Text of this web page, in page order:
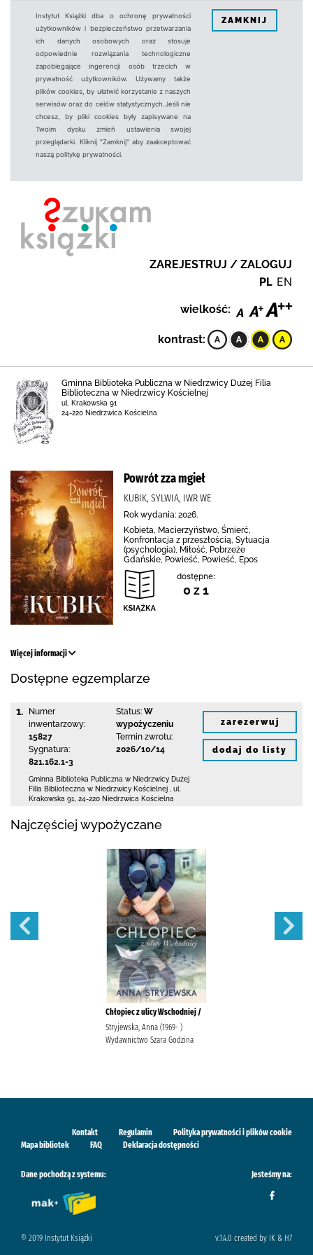
Instytut Książki dba o ochronę prywatności
użytkowników i bezpieczeństwo przetwarzania
ich danych osobowych oraz stosuje
odpowiednie rozwiązania technologiczne
zapobiegające ingerencji osób trzecich w
prywatność użytkowników. Używamy także
plików cookies, by ułatwić korzystanie z naszych
serwisów oraz do celów statystycznych.Jeśli nie
chcesz, by pliki cookies były zapisywane na
Twoim dysku zmień ustawienia swojej
przeglądarki. Kliknij "Zamknij" aby zaakceptować
naszą politykę prywatności.
ZAMKNIJ
ZAREJESTRUJ / ZALOGUJ
PL EN
wielkość:
kontrast:
Gminna Biblioteka Publiczna w Niedrzwicy Dużej Filia
Biblioteczna w Niedrzwicy Kościelnej
ul. Krakowska 91
24-220 Niedrzwica Kościelna
Powrót zza mgieł
KUBIK, SYLWIA, IWR WE
Rok wydania: 2026.
Kobieta, Macierzyństwo, Śmierć,
Konfrontacja z przeszłością, Sytuacja
(psychologia), Miłość, Pobrzeże
Gdańskie, Powieść, Powieść, Epos
dostępne:
0 z 1
Więcej informacji
Dostępne egzemplarze
1.
Numer
inwentarzowy:
15827
Sygnatura:
821.162.1-3
Status: W
wypożyczeniu
Termin zwrotu:
2026/10/14
Gminna Biblioteka Publiczna w Niedrzwicy Dużej
Filia Biblioteczna w Niedrzwicy Kościelnej
ul.
Krakowska 91
24-220 Niedrzwica Kościelna
zarezerwuj
dodaj do listy
Najczęściej wypożyczane
Chłopiec z ulicy Wschodniej /
Stryjewska, Anna (1969- )
Wydawnictwo Szara Godzina
Kontakt Regulamin
Polityka prywatności i plików cookie
Mapa bibliotek
FAQ Deklaracja dostępności
Dane pochodzą z systemu: Jesteśmy na:
© 2019 Instytut Książki v.1.4.0 created by IK & H7